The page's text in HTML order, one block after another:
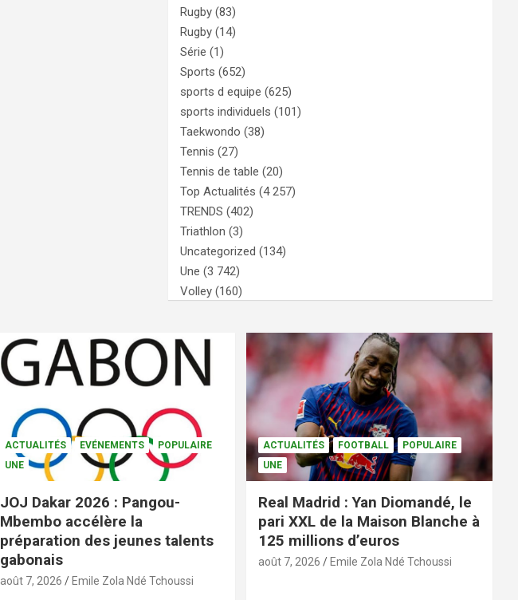
Rugby (83)
Rugby (14)
Série (1)
Sports (652)
sports d equipe (625)
sports individuels (101)
Taekwondo (38)
Tennis (27)
Tennis de table (20)
Top Actualités (4 257)
TRENDS (402)
Triathlon (3)
Uncategorized (134)
Une (3 742)
Volley (160)
ACTUALITÉS EVÉNEMENTS
POPULAIRE
UNE
JOJ Dakar 2026 : Pangou-
Mbembo accélère la
préparation des jeunes talents
gabonais
août 7, 2026 Emile Zola Ndé Tchoussi
ACTUALITÉS FOOTBALL
POPULAIRE
UNE
Real Madrid : Yan Diomandé, le
pari XXL de la Maison Blanche à
125 millions d’euros
août 7, 2026 Emile Zola Ndé Tchoussi